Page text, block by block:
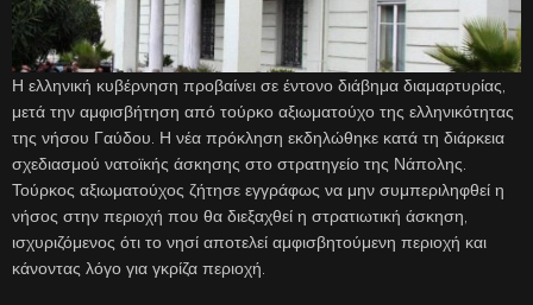
Η ελληνική κυβέρνηση προβαίνει σε έντονο διάβημα διαμαρτυρίας,
μετά την αμφισβήτηση από τούρκο αξιωματούχο της ελληνικότητας
της νήσου Γαύδου. Η νέα πρόκληση εκδηλώθηκε κατά τη διάρκεια
σχεδιασμού νατοϊκής άσκησης στο στρατηγείο της Νάπολης.
Τούρκος αξιωματούχος ζήτησε εγγράφως να μην συμπεριληφθεί η
νήσος στην περιοχή που θα διεξαχθεί η στρατιωτική άσκηση,
ισχυριζόμενος ότι το νησί αποτελεί αμφισβητούμενη περιοχή και
κάνοντας λόγο για γκρίζα περιοχή.